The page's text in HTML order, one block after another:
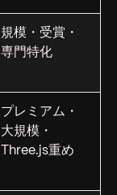
規模・受賞・
専門特化
プレミアム・
大規模・
Three.js重め